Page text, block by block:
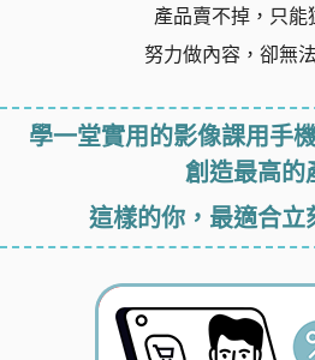
產品賣不掉，只能
努力做內容，卻無
學一堂實用的影像課用手
創造最高的
這樣的你，最適合立